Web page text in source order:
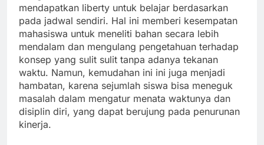
mendapatkan liberty untuk belajar berdasarkan
pada jadwal sendiri. Hal ini memberi kesempatan
mahasiswa untuk meneliti bahan secara lebih
mendalam dan mengulang pengetahuan terhadap
konsep yang sulit sulit tanpa adanya tekanan
waktu. Namun, kemudahan ini ini juga menjadi
hambatan, karena sejumlah siswa bisa meneguk
masalah dalam mengatur menata waktunya dan
disiplin diri, yang dapat berujung pada penurunan
kinerja.